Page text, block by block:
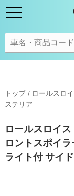
トップ/ ロールスロ
ステリア
ロールスロイ
ロントスポイ
ライト付 サイ